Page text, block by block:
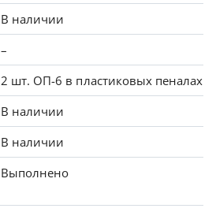
В наличии
–
2 шт. ОП-6 в пластиковых пеналах
В наличии
В наличии
Выполнено